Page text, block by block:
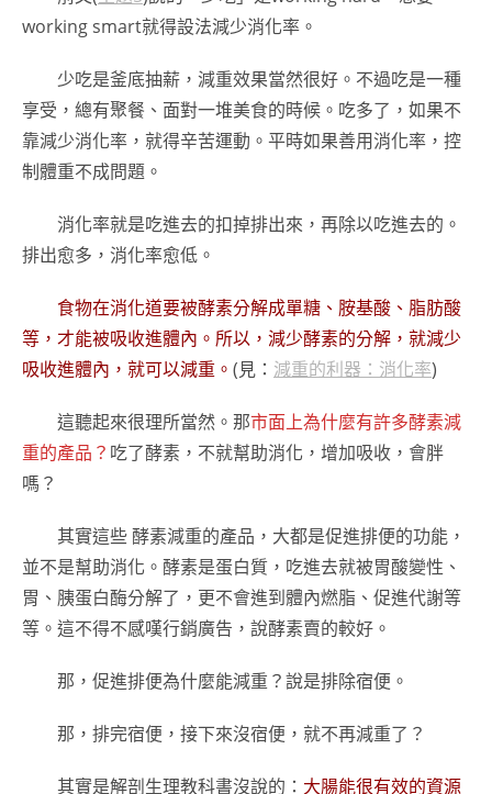
working smart就得設法減少消化率。
少吃是釜底抽薪，減重效果當然很好。不過吃是一種
享受，總有聚餐、面對一堆美食的時候。吃多了，如果不
靠減少消化率，就得辛苦運動。平時如果善用消化率，控
制體重不成問題。
消化率就是吃進去的扣掉排出來，再除以吃進去的。
排出愈多，消化率愈低。
食物在消化道要被酵素分解成單糖、胺基酸、脂肪酸
等，才能被吸收進體內。所以，減少酵素的分解，就減少
吸收進體內，就可以減重。 (見： 減重的利器：消化率)
這聽起來很理所當然。那市面上為什麼有許多酵素減
重的產品？ 吃了酵素，不就幫助消化，增加吸收，會胖
嗎？
其實這些 酵素減重的產品，大都是促進排便的功能，
並不是幫助消化。酵素是蛋白質，吃進去就被胃酸變性、
胃、胰蛋白酶分解了，更不會進到體內燃脂、促進代謝等
等。這不得不感嘆行銷廣告，說酵素賣的較好。
那，促進排便為什麼能減重？說是排除宿便。
那，排完宿便，接下來沒宿便，就不再減重了？
其實是解剖生理教科書沒說的： 大腸能很有效的資源